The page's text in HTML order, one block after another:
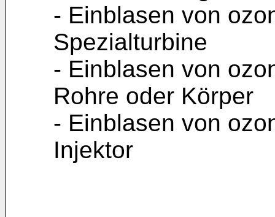
- Einblasen von
Spezialturbine
- Einblasen von
Rohre oder Körper
- Einblasen von
Injektor